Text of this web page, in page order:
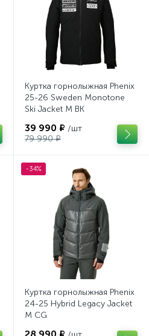
Куртка горнолыжная Phenix
25-26 Sweden Monotone
Ski Jacket M BK
39 990 ₽ /шт
79 990 ₽
-34%
Куртка горнолыжная Phenix
24-25 Hybrid Legacy Jacket
M CG